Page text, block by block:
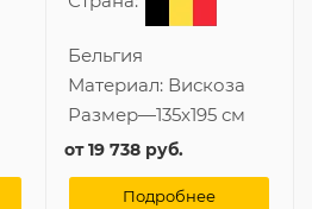
Бельгия
Материал: Вискоза
Размер—135x195 см
от19 738 руб.
Подробнее